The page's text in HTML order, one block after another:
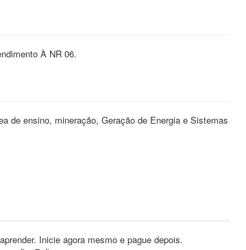
À NR 06.
de ensino, mineração, Geração de Energia e Sistemas
Inicie agora mesmo e pague depois.